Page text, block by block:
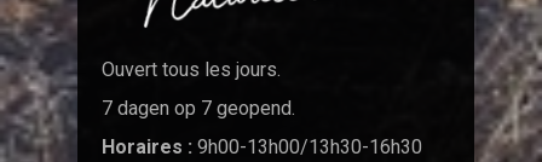
Ouvert tous les jours.
7 dagen op 7 geopend.
Horaires : 9h00-13h00/13h30-16h30